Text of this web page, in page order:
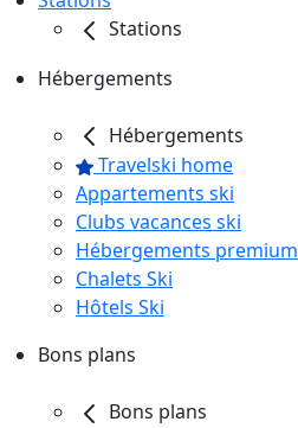
Stations
Hébergements
Hébergements
Travelski home
Appartements ski
Clubs vacances ski
Hébergements premium
Chalets Ski
Hôtels Ski
Bons plans
Bons plans